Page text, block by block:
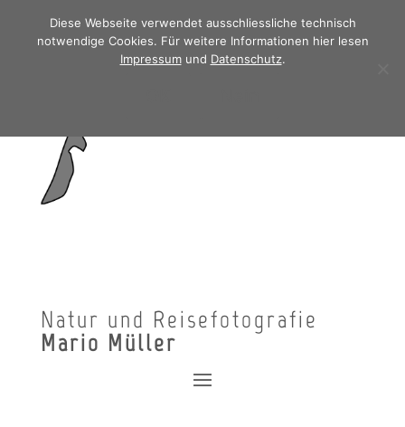
Natur und Reisefotografie
Mario Müller
Diese Webseite verwendet ausschliessliche technisch
notwendige Cookies. Für weitere Informationen hier lesen
Impressumund Datenschutz.